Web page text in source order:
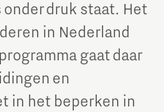
druk staat. Het
in Nederland
gaat daar
en
in het beperken in